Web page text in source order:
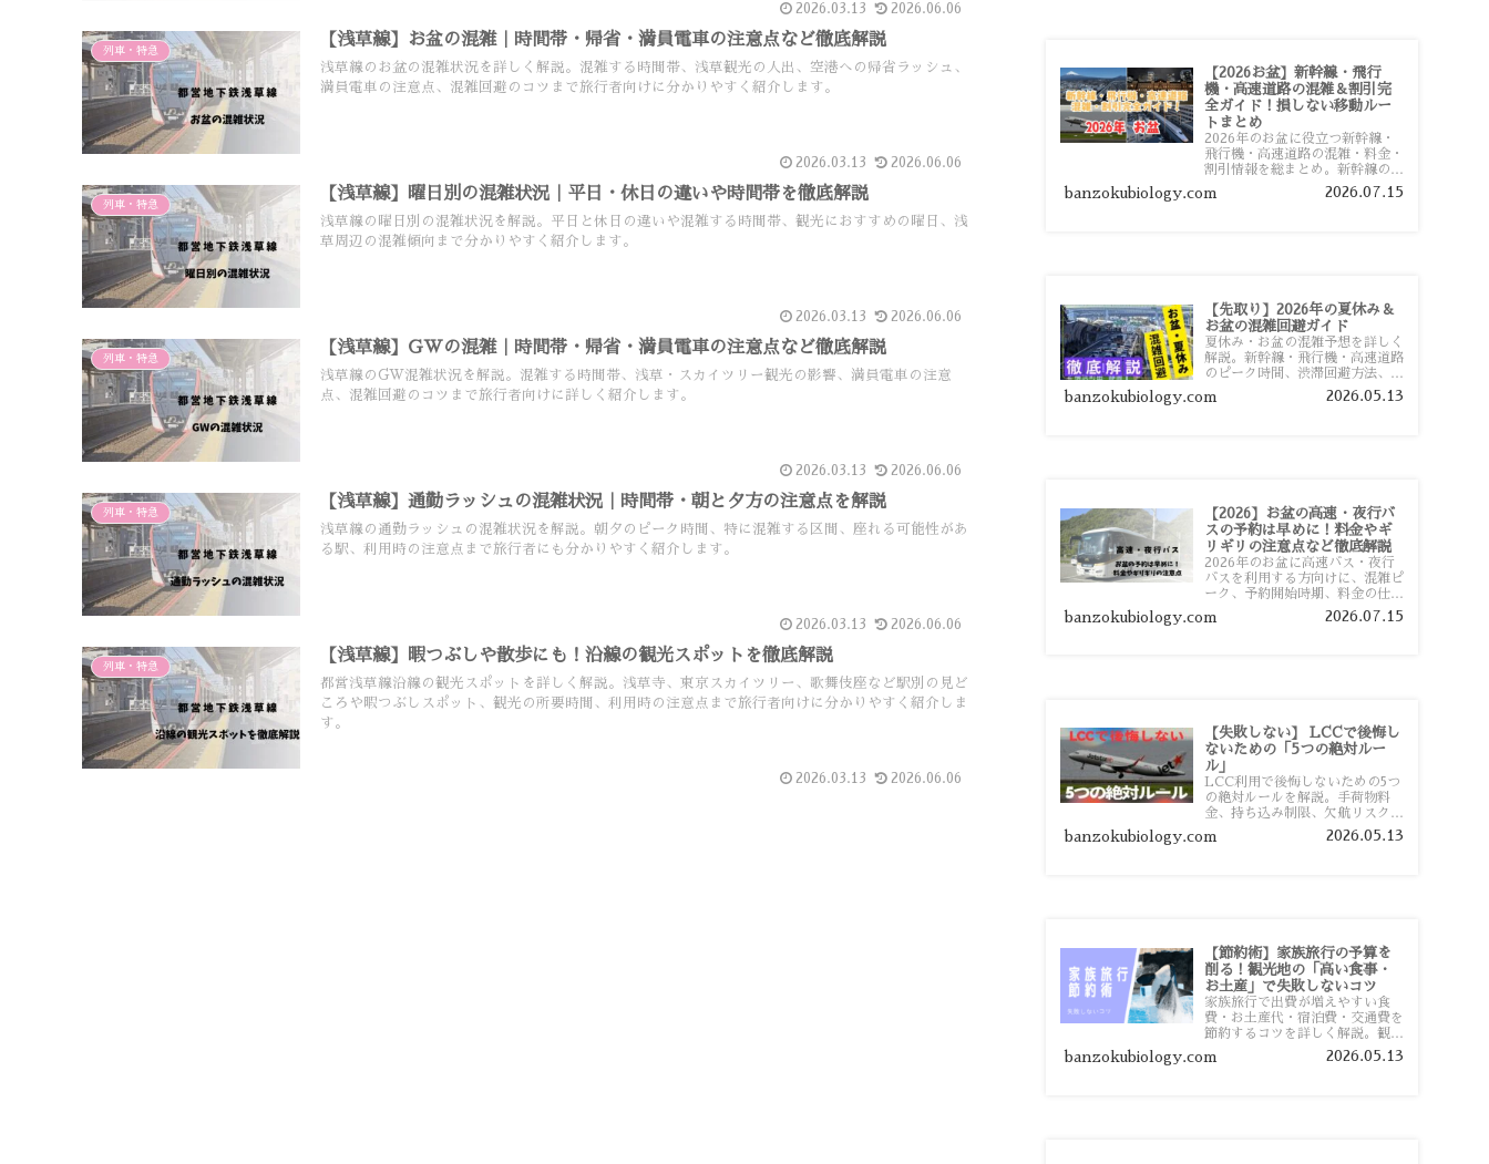
2026.03.13 2026.06.06
列車・特急
【浅草線】お盆の混雑｜時間帯・帰省・満員電車の注意点など徹底解説
浅草線のお盆の混雑状況を詳しく解説。混雑する時間帯、浅草観光の人出、空港への帰省ラッシュ、
満員電車の注意点、混雑回避のコツまで旅行者向けに分かりやすく紹介します。
2026.03.13 2026.06.06
列車・特急
【浅草線】曜日別の混雑状況｜平日・休日の違いや時間帯を徹底解説
浅草線の曜日別の混雑状況を解説。平日と休日の違いや混雑する時間帯、観光におすすめの曜日、浅
草周辺の混雑傾向まで分かりやすく紹介します。
2026.03.13 2026.06.06
列車・特急
【浅草線】GWの混雑｜時間帯・帰省・満員電車の注意点など徹底解説
浅草線のGW混雑状況を解説。混雑する時間帯、浅草・スカイツリー観光の影響、満員電車の注意
点、混雑回避のコツまで旅行者向けに詳しく紹介します。
2026.03.13 2026.06.06
列車・特急
【浅草線】通勤ラッシュの混雑状況｜時間帯・朝と夕方の注意点を解説
浅草線の通勤ラッシュの混雑状況を解説。朝夕のピーク時間、特に混雑する区間、座れる可能性があ
る駅、利用時の注意点まで旅行者にも分かりやすく紹介します。
2026.03.13 2026.06.06
列車・特急
【浅草線】暇つぶしや散歩にも！沿線の観光スポットを徹底解説
都営浅草線沿線の観光スポットを詳しく解説。浅草寺、東京スカイツリー、歌舞伎座など駅別の見ど
ころや暇つぶしスポット、観光の所要時間、利用時の注意点まで旅行者向けに分かりやすく紹介しま
す。
2026.03.13 2026.06.06
【2026お盆】新幹線・飛行
機・高速道路の混雑＆割引完
全ガイド！損しない移動ルー
トまとめ
2026年のお盆に役立つ新幹線・
飛行機・高速道路の混雑・料金・
割引情報を総まとめ。新幹線の予
約や最繁忙期料金、飛行機を安く
予約するコツ、高速道路の休日割
banzokubiology.com 2026.07.15
【先取り】2026年の夏休み＆
お盆の混雑回避ガイド
夏休み・お盆の混雑予想を詳しく
解説。新幹線・飛行機・高速道路
のピーク時間、渋滞回避方法、混
雑しやすい観光地、交通手段別の
特徴まで旅行者向けに分かりやす
banzokubiology.com 2026.05.13
【2026】お盆の高速・夜行バ
スの予約は早めに！料金やギ
リギリの注意点など徹底解説
2026年のお盆に高速バス・夜行
バスを利用する方向けに、混雑ピ
ーク、予約開始時期、料金の仕組
み、キャンセル待ちのコツ、直前
予約の注意点まで詳しく解説しま
banzokubiology.com 2026.07.15
【失敗しない】 LCCで後悔し
ないための「5つの絶対ルー
ル」
LCC利用で後悔しないための5つ
の絶対ルールを解説。手荷物料
金、持ち込み制限、欠航リスク、
時間厳守など、格安航空会社を利
用する前に知っておきたい注意点
banzokubiology.com 2026.05.13
【節約術】家族旅行の予算を
削る！観光地の「高い食事・
お土産」で失敗しないコツ
家族旅行で出費が増えやすい食
費・お土産代・宿泊費・交通費を
節約するコツを詳しく解説。観光
地価格を避ける方法や、早割・ス
ーパー活用術、予算管理のポイン
banzokubiology.com 2026.05.13